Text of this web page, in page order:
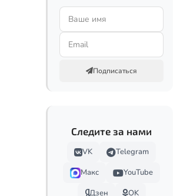
Подписаться
Следите за нами
VK
Telegram
Макс
YouTube
Дзен
OK